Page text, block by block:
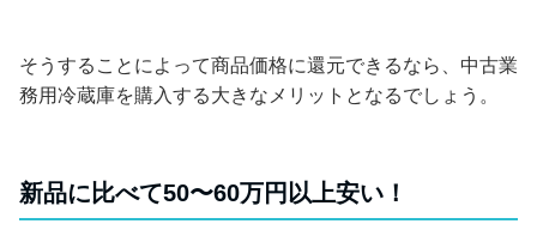
そうすることによって商品価格に還元できるなら、中古業
務用冷蔵庫を購入する大きなメリットとなるでしょう。
新品に比べて50〜60万円以上安い！